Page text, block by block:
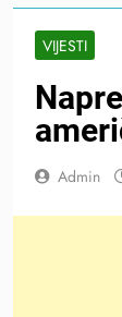
VIJESTI
Admin